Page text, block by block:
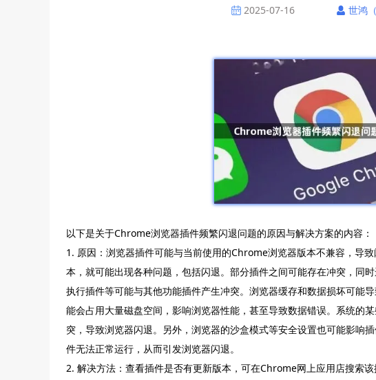
2025-07-16 世鸿
以下是关于Chrome浏览器插件频繁闪退问题的原因与解决方案的内容：
1. 原因：浏览器插件可能与当前使用的Chrome浏览器版本不兼容，导
本，就可能出现各种问题，包括闪退。部分插件之间可能存在冲突，同
执行插件等可能与其他功能插件产生冲突。浏览器缓存和数据损坏可能
能会占用大量磁盘空间，影响浏览器性能，甚至导致数据错误。系统的
突，导致浏览器闪退。另外，浏览器的沙盒模式等安全设置也可能影响
件无法正常运行，从而引发浏览器闪退。
2. 解决方法：查看插件是否有更新版本，可在Chrome网上应用店搜索